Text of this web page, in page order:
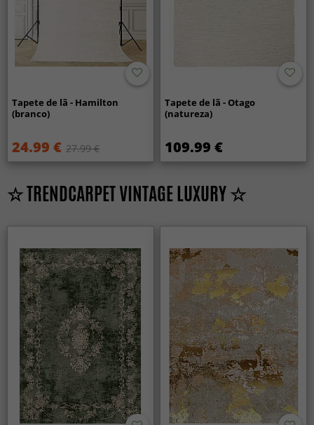
Tapete de lã - Hamilton
(branco)
24.99 € 27.99 €
Tapete de lã - Otago
(natureza)
109.99 €
☆ TRENDCARPET VINTAGE LUXURY ☆